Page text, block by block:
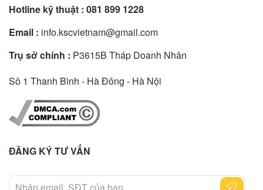
Hotline kỹ thuật : 081 899 1228
Email : info.kscvietnam@gmail.com
Trụ sở chính : P3615B Tháp Doanh Nhân
Sô 1 Thanh Bình - Hà Đông - Hà Nội
ĐĂNG KÝ TƯ VẤN